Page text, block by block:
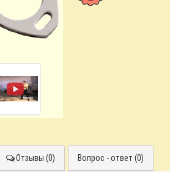
Отзывы (0) Вопрос - ответ (0)